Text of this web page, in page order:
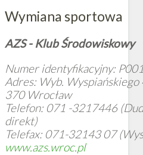
Wymiana sportowa
AZS - Klub Środowiskowy
Numer identyfikacyjny:
Adres: Wyb.
370 Wrocław
Telefon: 071 -3217446
direkt)
Telefax: 071-32143 07
www.azs.wroc.pl